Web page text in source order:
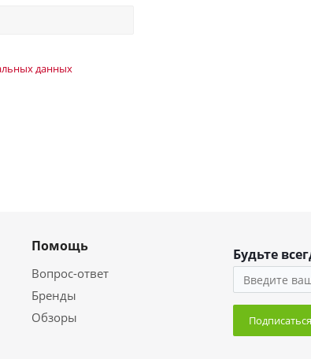
данных
Помощь
Вопрос-ответ
Бренды
Обзоры
Будьте
Подписаться